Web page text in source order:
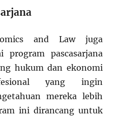
and Law juga
program pascasarjana
hukum dan ekonomi
yang ingin
mereka lebih
ini dirancang untuk